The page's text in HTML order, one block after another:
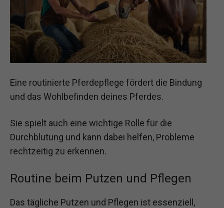
Eine routinierte Pferdepflege fördert die Bindung
und das Wohlbefinden deines Pferdes.
Sie spielt auch eine wichtige Rolle für die
Durchblutung und kann dabei helfen, Probleme
rechtzeitig zu erkennen.
Routine beim Putzen und Pflegen
Das tägliche Putzen und Pflegen ist essenziell,